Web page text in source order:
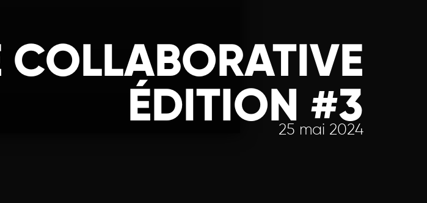
ÉDITION #3
25 mai 2024